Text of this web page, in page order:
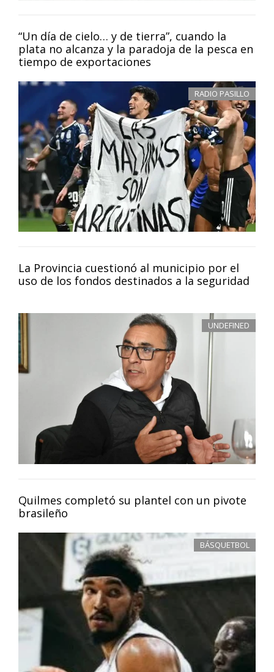
“Un día de cielo… y de tierra”, cuando la
plata no alcanza y la paradoja de la pesca en
tiempo de exportaciones
RADIO PASILLO
La Provincia cuestionó al municipio por el
uso de los fondos destinados a la seguridad
UNDEFINED
Quilmes completó su plantel con un pivote
brasileño
BÁSQUETBOL